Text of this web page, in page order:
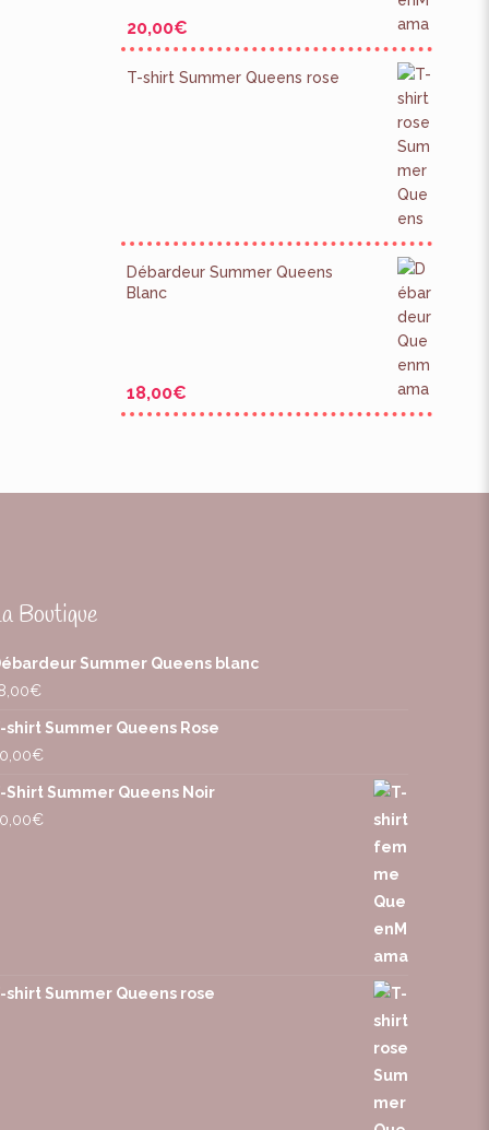
20,00€
T-shirt Summer Queens rose
Débardeur Summer Queens
Blanc
18,00€
Boutique
Summer Queens blanc
€
shirt Summer Queens Rose
€
Shirt Summer Queens Noir
€
shirt Summer Queens rose